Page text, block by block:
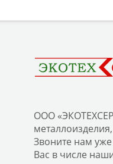
ООО
Звоните нам
Вас в числе